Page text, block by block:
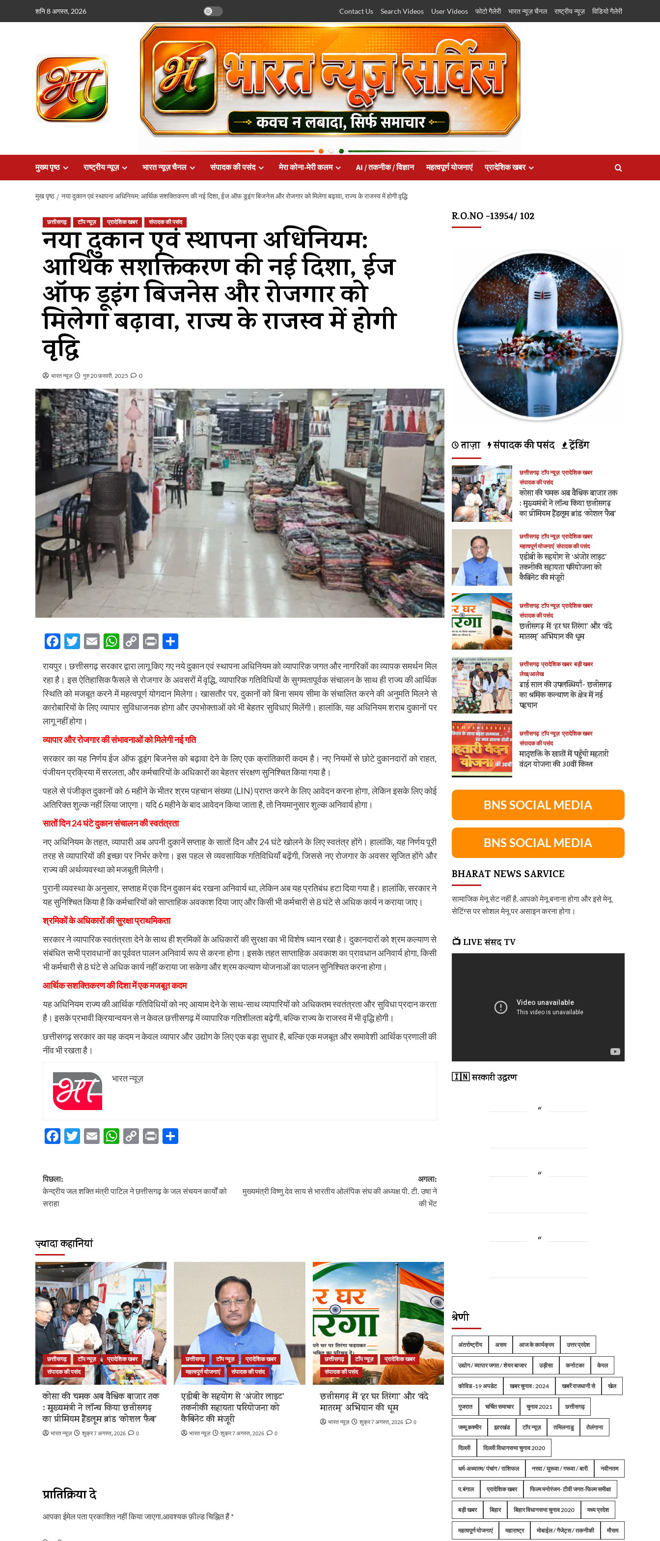
शनि 8 अगस्त, 2026 Contact Us Search Videos User Videos फोटो गैलेरी भारत न्यूज़ चैनल राष्ट्रीय न्यूज़ विडियो गैलेरी
मुख्य पृष्ठ राष्ट्रीय न्यूज़ भारत न्यूज़ चैनल संपादक की पसंद मेरा कोना-मेरी कलम AI / तकनीक / विज्ञान महत्वपूर्ण योजनाएं प्रादेशिक खबर
मुख पृष्ठ नया दुकान एवं स्थापना अधिनियम: आर्थिक सशक्तिकरण की नई दिशा, ईज ऑफ डूइंग बिजनेस और रोजगार को मिलेगा बढ़ावा, राज्य के राजस्व में होगी वृद्धि
छत्तीसगढ़ टॉप न्यूज़ प्रादेशिक खबर संपादक की पसंद
नया दुकान एवं स्थापना अधिनियम:
आर्थिक सशक्तिकरण की नई दिशा, ईज
ऑफ डूइंग बिजनेस और रोजगार को
मिलेगा बढ़ावा, राज्य के राजस्व में होगी
वृद्धि
भारत न्यूज़ गुरु 20 फ़रवरी, 2025 0
Facebook
Twitter
EmailWhatsApp
Copy
Link
Print
रायपुर। छत्तीसगढ़ सरकार द्वारा लागू किए गए नये दुकान एवं स्थापना अधिनियम को व्यापारिक जगत और नागरिकों का व्यापक समर्थन मिल
रहा है। इस ऐतिहासिक फैसले से रोजगार के अवसरों में वृद्धि, व्यापारिक गतिविधियों के सुगमतापूर्वक संचालन के साथ ही राज्य की आर्थिक
स्थिति को मजबूत करने में महत्वपूर्ण योगदान मिलेगा। खासतौर पर, दुकानों को बिना समय सीमा के संचालित करने की अनुमति मिलने से
कारोबारियों के लिए व्यापार सुविधाजनक होगा और उपभोक्ताओं को भी बेहतर सुविधाएं मिलेंगी। हालांकि, यह अधिनियम शराब दुकानों पर
लागू नहीं होगा।
व्यापार और रोजगार की संभावनाओं को मिलेगी नई गति
सरकार का यह निर्णय ईज ऑफ डूइंग बिजनेस को बढ़ावा देने के लिए एक क्रांतिकारी कदम है। नए नियमों से छोटे दुकानदारों को राहत,
पंजीयन प्रक्रिया में सरलता, और कर्मचारियों के अधिकारों का बेहतर संरक्षण सुनिश्चित किया गया है।
पहले से पंजीकृत दुकानों को 6 महीने के भीतर श्रम पहचान संख्या (LIN) प्राप्त करने के लिए आवेदन करना होगा, लेकिन इसके लिए कोई
अतिरिक्त शुल्क नहीं लिया जाएगा। यदि 6 महीने के बाद आवेदन किया जाता है, तो नियमानुसार शुल्क अनिवार्य होगा।
सातों दिन 24 घंटे दुकान संचालन की स्वतंत्रता
नए अधिनियम के तहत, व्यापारी अब अपनी दुकानें सप्ताह के सातों दिन और 24 घंटे खोलने के लिए स्वतंत्र होंगे। हालांकि, यह निर्णय पूरी
तरह से व्यापारियों की इच्छा पर निर्भर करेगा। इस पहल से व्यवसायिक गतिविधियाँ बढ़ेंगी, जिससे नए रोजगार के अवसर सृजित होंगे और
राज्य की अर्थव्यवस्था को मजबूती मिलेगी।
पुरानी व्यवस्था के अनुसार, सप्ताह में एक दिन दुकान बंद रखना अनिवार्य था, लेकिन अब यह प्रतिबंध हटा दिया गया है। हालांकि, सरकार ने
यह सुनिश्चित किया है कि कर्मचारियों को साप्ताहिक अवकाश दिया जाए और किसी भी कर्मचारी से 8 घंटे से अधिक कार्य न कराया जाए।
श्रमिकों के अधिकारों की सुरक्षा प्राथमिकता
सरकार ने व्यापारिक स्वतंत्रता देने के साथ ही श्रमिकों के अधिकारों की सुरक्षा का भी विशेष ध्यान रखा है। दुकानदारों को श्रम कल्याण से
संबंधित सभी प्रावधानों का पूर्ववत पालन अनिवार्य रूप से करना होगा। इसके तहत साप्ताहिक अवकाश का प्रावधान अनिवार्य होगा, किसी
भी कर्मचारी से 8 घंटे से अधिक कार्य नहीं कराया जा सकेगा और श्रम कल्याण योजनाओं का पालन सुनिश्चित करना होगा।
आर्थिक सशक्तिकरण की दिशा में एक मजबूत कदम
यह अधिनियम राज्य की आर्थिक गतिविधियों को नए आयाम देने के साथ-साथ व्यापारियों को अधिकतम स्वतंत्रता और सुविधा प्रदान करता
है। इसके प्रभावी क्रियान्वयन से न केवल छत्तीसगढ़ में व्यापारिक गतिशीलता बढ़ेगी, बल्कि राज्य के राजस्व में भी वृद्धि होगी।
छत्तीसगढ़ सरकार का यह कदम न केवल व्यापार और उद्योग के लिए एक बड़ा सुधार है, बल्कि एक मजबूत और समावेशी आर्थिक प्रणाली की
नींव भी रखता है।
भारत न्यूज़
Facebook
Twitter
EmailWhatsApp
Copy
Print
पोस्ट
नेविगेशन
पिछला:
केन्द्रीय जल शक्ति मंत्री पाटिल ने छत्तीसगढ़ के जल संचयन कार्यों को
सराहा
अगला:
मुख्यमंत्री विष्णु देव साय से भारतीय ओलंपिक संघ की अध्यक्ष पी. टी. उषा ने
की भेंट
ज़्यादा कहानियां
छत्तीसगढ़ टॉप न्यूज़
प्रादेशिक खबर
संपादक की पसंद
कोसा की चमक अब वैश्विक बाजार तक
: मुख्यमंत्री ने लॉन्च किया छत्तीसगढ़
का प्रीमियम हैंडलूम ब्रांड ‘कोशल फैब’
भारत न्यूज़ शुक्र 7 अगस्त, 2026 0
छत्तीसगढ़ टॉप न्यूज़
प्रादेशिक खबर
महत्वपूर्ण योजनाएं
संपादक की पसंद
एडीबी के सहयोग से ‘अंजोर लाइट’
तकनीकी सहायता परियोजना को
कैबिनेट की मंजूरी
भारत न्यूज़ शुक्र 7 अगस्त, 2026 0
छत्तीसगढ़ टॉप न्यूज़
प्रादेशिक खबर
संपादक की पसंद
छत्तीसगढ़ में ‘हर घर तिरंगा’ और ‘वंदे
मातरम्’ अभियान की धूम
भारत न्यूज़ शुक्र 7 अगस्त, 2026 0
प्रातिक्रिया दे
आपका ईमेल पता प्रकाशित नहीं किया जाएगा.आवश्यक फ़ील्ड चिह्नित हैं*
R.O.NO -13954/ 102
ताज़ा संपादक की पसंद ट्रेंडिंग
छत्तीसगढ़ टॉप न्यूज़ प्रादेशिक खबर
संपादक की पसंद
कोसा की चमक अब वैश्विक बाजार तक
: मुख्यमंत्री ने लॉन्च किया छत्तीसगढ़
का प्रीमियम हैंडलूम ब्रांड ‘कोशल फैब’
छत्तीसगढ़ टॉप न्यूज़ प्रादेशिक खबर
महत्वपूर्ण योजनाएं संपादक की पसंद
एडीबी के सहयोग से ‘अंजोर लाइट’
तकनीकी सहायता परियोजना को
कैबिनेट की मंजूरी
छत्तीसगढ़ टॉप न्यूज़ प्रादेशिक खबर
संपादक की पसंद
छत्तीसगढ़ में ‘हर घर तिरंगा’ और ‘वंदे
मातरम्’ अभियान की धूम
छत्तीसगढ़ प्रादेशिक खबर बड़ी खबर
लेख/आलेख
ढाई साल की उपलब्धियाँ- छत्तीसगढ़
का श्रमिक कल्याण के क्षेत्र में नई
पहचान
छत्तीसगढ़ टॉप न्यूज़ प्रादेशिक खबर
संपादक की पसंद
मातृशक्ति के खातों में पहुँची महतारी
वंदन योजना की 30वीं किस्त
BNS SOCIAL MEDIA
BNS SOCIAL MEDIA
BHARAT NEWS SARVICE
सामाजिक मेनू सेट नहीं है. आपको मेनू बनाना होगा और इसे मेनू
सेटिंग्स पर सोशल मेनू पर असाइन करना होगा।
📺 LIVE संसद TV
🇮🇳 सरकारी उद्धरण
श्रेणी
अंतर्राष्ट्रीय असम आज के कार्यक्रम उत्तर प्रदेश
उद्योग / व्यापार जगत / शेयर बाजार उड़ीसा कर्नाटका केरल
कोविड -19 अपडेट खबर चुनाव : 2024 खबरें राजधानी से खेल
गुजरात चर्चित समाचार चुनाव 2021 छत्तीसगढ़
जम्मू कश्मीर झारखंड टॉप न्यूज़ तमिलनाडु तेलंगाना
दिल्ली दिल्ली विधानसभा चुनाव 2020
धर्म-अध्यात्म/ पंचांग / राशिफल नरवा / घुरूवा / गरूवा / बारी नवीनतम
प.बंगाल प्रादेशिक खबर फिल्म मनोरंजन- टीवी जगत-फिल्म समीक्षा
बड़ी खबर बिहार बिहार विधानसभा चुनाव 2020 मध्य प्रदेश
महत्वपूर्ण योजनाएं महाराष्ट्र मोबाईल / गैजेट्स / तकनीकी मौसम